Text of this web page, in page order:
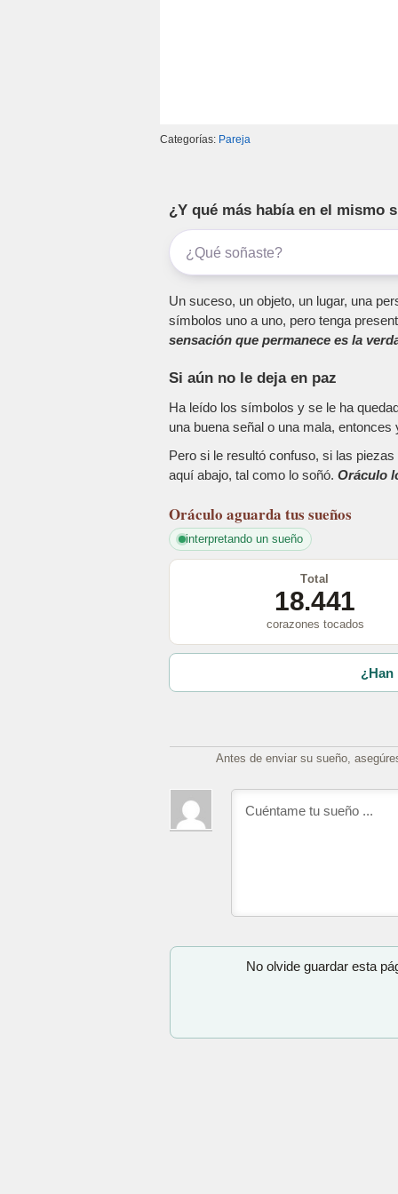
Categorías: Pareja
¿Y qué más había en el mismo
Un suceso, un objeto, un lugar, una
símbolos uno a uno, pero tenga
sensación que permanece es la
Si aún no le deja en paz
Ha leído los símbolos y se le ha
una buena señal o una mala,
Pero si le resultó confuso, si las
aquí abajo, tal como lo soñó. Oráculo
Oráculo aguarda tus sueños
interpretando un sueño
Total
18.441
corazones tocados
Antes de enviar su sueño,
No olvide guardar esta